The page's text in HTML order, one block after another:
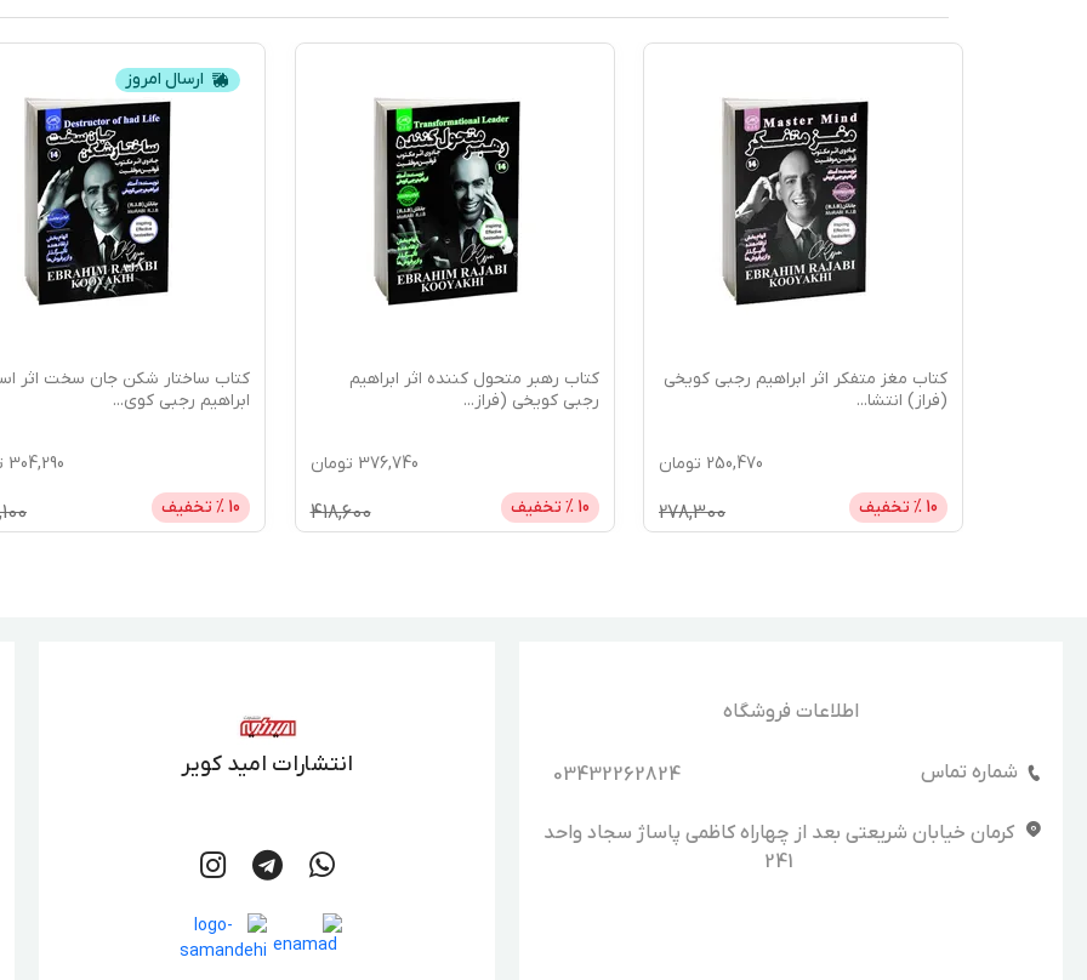
کتاب مغز متفکر اثر ابراهیم رجبی کویخی
(فراز) انتشا...
250,470 تومان
10 % تخفیف 278,300
کتاب رهبر متحول کننده اثر ابراهیم
رجبی کویخی (فراز...
376,740 تومان
10 % تخفیف 418,600
ارسال امروز
کتاب ساختار شکن جان سخت اثر
ابراهیم رجبی کوی...
304,290
10 % تخفیف
اطلاعات فروشگاه
شماره تماس 03432262824
کرمان خیابان شریعتی بعد از چهاراه کاظمی پاساژ سجاد واحد
241
انتشارات امید کویر